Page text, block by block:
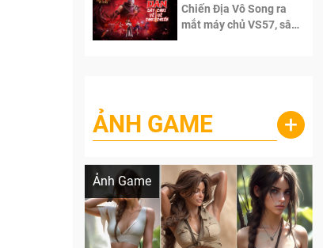
Chiến Địa Vô Song ra
mắt máy chủ VS57, sân
ẢNH GAME +
Ảnh Game
Lala Croft vừa nóng vừa xinh dưới nét vẽ